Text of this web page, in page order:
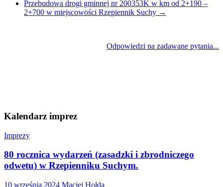
Przebudowa drogi gminnej nr 200353K w km od 2+190 –
2+700 w miejscowości Rzepiennik Suchy →
Odpowiedzi na zadawane pytania...
Kalendarz imprez
Imprezy
80 rocznica wydarzeń (zasadzki i zbrodniczego
odwetu) w Rzepienniku Suchym.
10 września 2024 Maciej Hołda